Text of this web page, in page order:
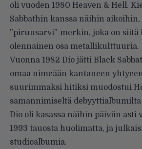
oli vuoden 1980 Heaven & Hell.
Sabbathin kanssa näihin aikoihin,
”pirunsarvi”-merkin, joka on
olennainen osa metallikulttuuria.
Vuonna 1982 Dio jätti Black
omaa nimeään kantaneen
suurimmaksi hitiksi muodostui
samannimiseltä debyyttialbumilta
Dio oli kasassa näihin päiviin asti
1993 tauosta huolimatta, ja
studioalbumia.